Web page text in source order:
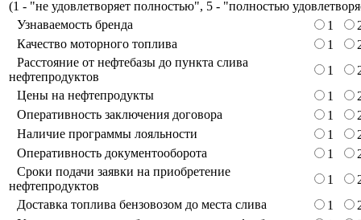
(1 - "не удовлетворяет полностью", 5 - "полностью
Узнаваемость бренда
1
Качество моторного топлива
1
Расстояние от нефтебазы до пункта слива
нефтепродуктов
1
Цены на нефтепродукты
1
Оперативность заключения договора
1
Наличие программы лояльности
1
Оперативность документооборота
1
Сроки подачи заявки на приобретение
нефтепродуктов
1
Доставка топлива бензовозом до места слива
1